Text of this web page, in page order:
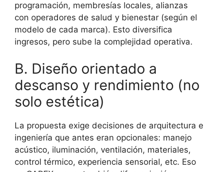
programación, membresías locales, alianzas
con operadores de salud y bienestar (según el
modelo de cada marca). Esto diversifica
ingresos, pero sube la complejidad operativa.
B. Diseño orientado a
descanso y rendimiento (no
solo estética)
La propuesta exige decisiones de arquitectura e
ingeniería que antes eran opcionales: manejo
acústico, iluminación, ventilación, materiales,
control térmico, experiencia sensorial, etc. Eso